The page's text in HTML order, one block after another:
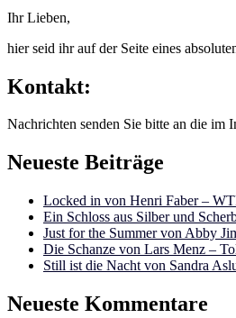
Ihr Lieben,
hier seid ihr auf der Seite eines
Kontakt:
Nachrichten senden Sie bitte an die im
Neueste Beiträge
Locked in von Henri Faber –
Ein Schloss aus Silber und
Just for the Summer von Abby
Die Schanze von Lars Menz –
Still ist die Nacht von Sandra
Neueste Kommentare